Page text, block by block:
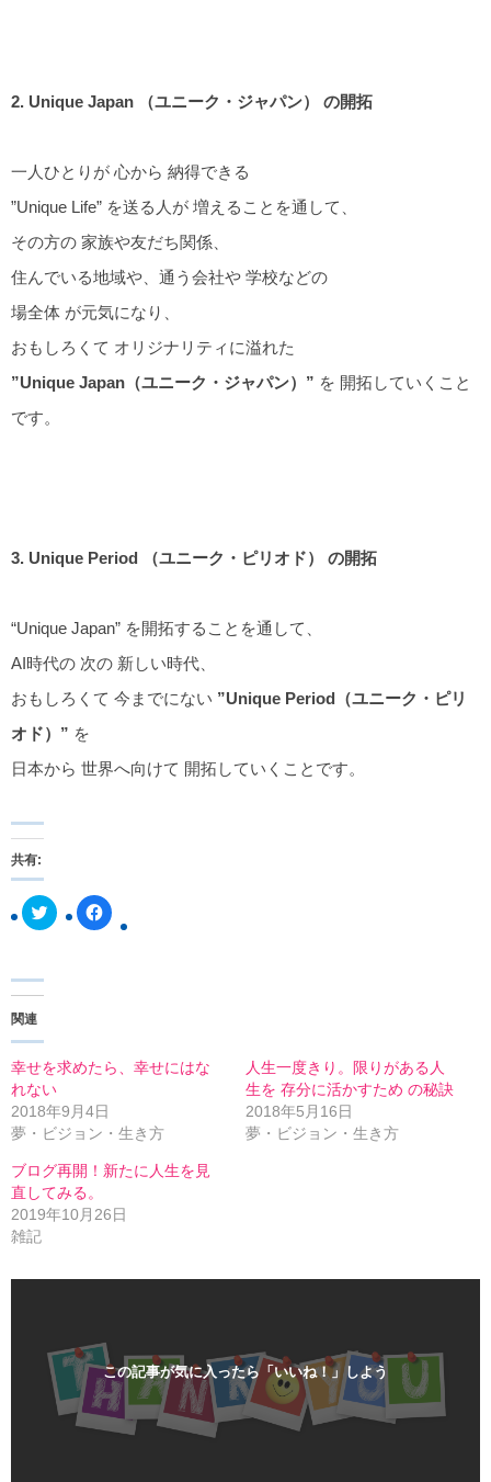
2. Unique Japan （ユニーク・ジャパン） の開拓
一人ひとりが 心から 納得できる
”Unique Life” を送る人が 増えることを通して、
その方の 家族や友だち関係、
住んでいる地域や、通う会社や 学校などの
場全体 が元気になり、
おもしろくて オリジナリティに溢れた
”Unique Japan（ユニーク・ジャパン）” を 開拓していくこと
です。
3. Unique Period （ユニーク・ピリオド） の開拓
“Unique Japan” を開拓することを通して、
AI時代の 次の 新しい時代、
おもしろくて 今までにない ”Unique Period（ユニーク・ピリ
オド）” を
日本から 世界へ向けて 開拓していくことです。
共有:
ク
リ
e
r
で
共
有
(
し
い
ウ
ィ
ン
開
F
a
す
る
は
ク
リ
ク
し
く
だ
新
ン
ド
ウ
で
開
き
ま
関連
幸せを求めたら、幸せにはな
れない
2018年9月4日
夢・ビジョン・生き方
人生一度きり。限りがある人
生を 存分に活かすため の秘訣
2018年5月16日
夢・ビジョン・生き方
ブログ再開！新たに人生を見
直してみる。
2019年10月26日
雑記
この記事が気に入ったら「いいね！」しよう